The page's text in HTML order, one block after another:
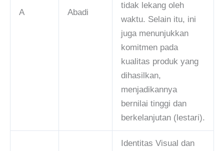
A Abadi
tidak lekang oleh
waktu. Selain itu, ini
juga menunjukkan
komitmen pada
kualitas produk yang
dihasilkan,
menjadikannya
bernilai tinggi dan
berkelanjutan (lestari).
Identitas Visual dan